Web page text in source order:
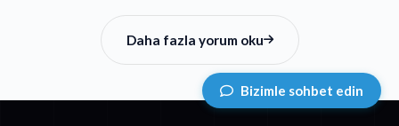
Daha fazla yorum oku
Bizimle sohbet edin